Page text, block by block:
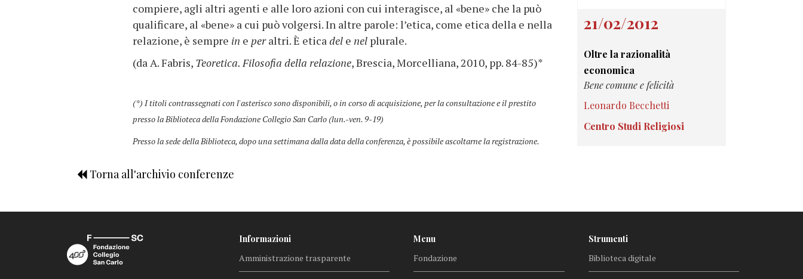
compiere, agli altri agenti e alle loro azioni con cui interagisce, al «bene» che la può
qualificare, al «bene» a cui può volgersi. In altre parole: l’etica, come etica della e nella
relazione, è sempre in e peraltri. È eticadel e nel plurale.
(da A. Fabris, Teoretica. Filosofia della relazione, Brescia, Morcelliana, 2010, pp. 84-85)*
(*) I titoli contrassegnati con l'asterisco sono disponibili, o in corso di acquisizione, per la consultazione e il prestito
presso la Biblioteca della Fondazione Collegio San Carlo (lun.-ven. 9-19)
Presso la sede della Biblioteca, dopo una settimana dalla data della conferenza, è possibile ascoltarne la registrazione.
21/02/2012
Oltre la razionalità
economica
Bene comune e felicità
Leonardo Becchetti
Centro Studi Religiosi
Torna all'archivio conferenze
Informazioni
Amministrazione trasparente
Menu
Fondazione
Strumenti
Biblioteca digitale